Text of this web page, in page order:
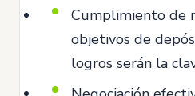
Cumplimiento de
objetivos de
logros serán la